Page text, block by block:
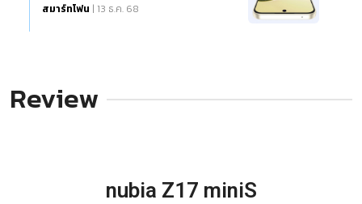
สมาร์ทโฟน | 13 ธ.ค. 68
Review
nubia Z17 miniS